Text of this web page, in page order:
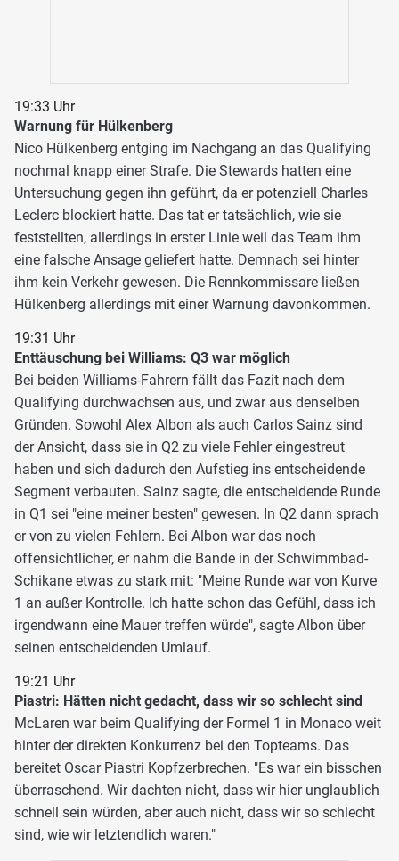
19:33 Uhr
Warnung für Hülkenberg
Nico Hülkenberg entging im Nachgang an das Qualifying
nochmal knapp einer Strafe. Die Stewards hatten eine
Untersuchung gegen ihn geführt, da er potenziell Charles
Leclerc blockiert hatte. Das tat er tatsächlich, wie sie
feststellten, allerdings in erster Linie weil das Team ihm
eine falsche Ansage geliefert hatte. Demnach sei hinter
ihm kein Verkehr gewesen. Die Rennkommissare ließen
Hülkenberg allerdings mit einer Warnung davonkommen.
19:31 Uhr
Enttäuschung bei Williams: Q3 war möglich
Bei beiden Williams-Fahrern fällt das Fazit nach dem
Qualifying durchwachsen aus, und zwar aus denselben
Gründen. Sowohl Alex Albon als auch Carlos Sainz sind
der Ansicht, dass sie in Q2 zu viele Fehler eingestreut
haben und sich dadurch den Aufstieg ins entscheidende
Segment verbauten. Sainz sagte, die entscheidende Runde
in Q1 sei "eine meiner besten" gewesen. In Q2 dann sprach
er von zu vielen Fehlern. Bei Albon war das noch
offensichtlicher, er nahm die Bande in der Schwimmbad-
Schikane etwas zu stark mit: "Meine Runde war von Kurve
1 an außer Kontrolle. Ich hatte schon das Gefühl, dass ich
irgendwann eine Mauer treffen würde", sagte Albon über
seinen entscheidenden Umlauf.
19:21 Uhr
Piastri: Hätten nicht gedacht, dass wir so schlecht sind
McLaren war beim Qualifying der Formel 1 in Monaco weit
hinter der direkten Konkurrenz bei den Topteams. Das
bereitet Oscar Piastri Kopfzerbrechen. "Es war ein bisschen
überraschend. Wir dachten nicht, dass wir hier unglaublich
schnell sein würden, aber auch nicht, dass wir so schlecht
sind, wie wir letztendlich waren."